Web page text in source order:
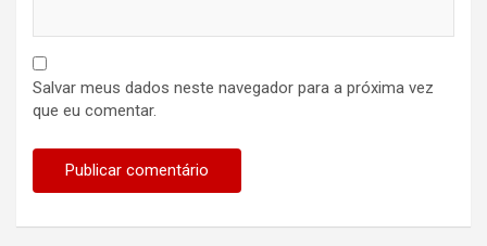
Salvar meus dados neste navegador para a próxima vez
que eu comentar.